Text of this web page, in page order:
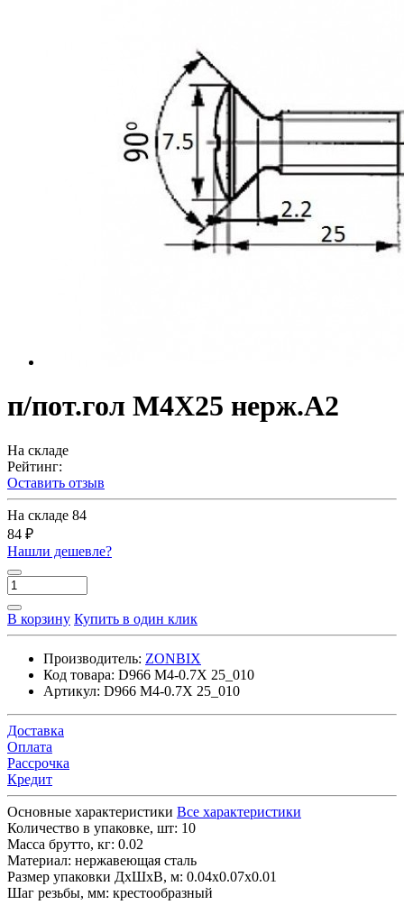
п/пот.гол M4X25 нерж.A2
На складе
Рейтинг:
Оставить отзыв
На складе 84
84 ₽
Нашли дешевле?
В корзину Купить в один клик
Производитель: ZONBIX
Код товара: D966 M4-0.7X 25_010
Артикул: D966 M4-0.7X 25_010
Доставка
Оплата
Рассрочка
Кредит
Основные характеристики Все характеристики
Количество в упаковке, шт: 10
Масса брутто, кг: 0.02
Материал: нержавеющая сталь
Размер упаковки ДхШхВ, м: 0.04x0.07x0.01
Шаг резьбы, мм: крестообразный